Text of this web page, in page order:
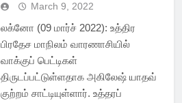
March 9, 2022
லக்னோ (09 மார்ச் 2022): உத்திர
பிரதேச மாநிலம் வாரணாசியில்
வாக்குப் பெட்டிகள்
திருடப்பட்டுள்ளதாக அகிலேஷ் யாதவ்
குற்றம் சாட்டியுள்ளார். உத்தரப்